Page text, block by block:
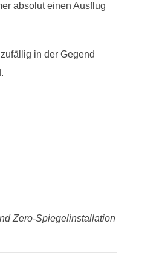
absolut einen Ausflug
in der Gegend
Zero-Spiegelinstallation